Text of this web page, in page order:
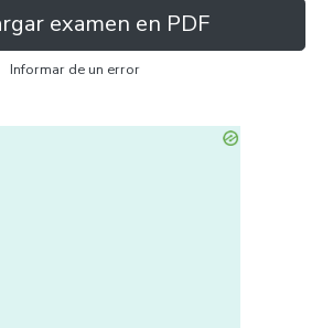
examen en PDF
Informar de un error